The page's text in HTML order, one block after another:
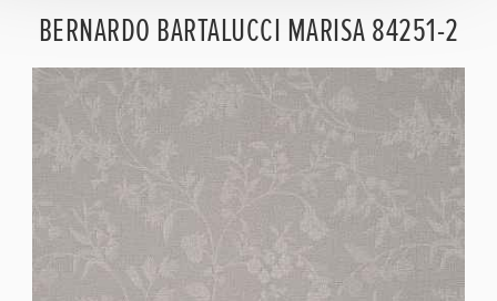
Корзина:0
Избранное: 0 товаров
Каталог
Компания
BERNARDO BARTALUCCI MARISA 84251-2